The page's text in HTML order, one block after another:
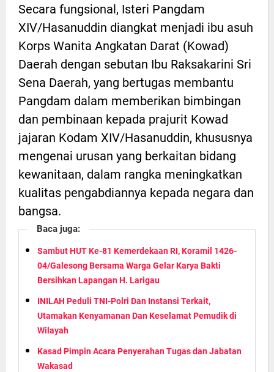
Secara fungsional, Isteri Pangdam
XIV/Hasanuddin diangkat menjadi ibu asuh
Korps Wanita Angkatan Darat (Kowad)
Daerah dengan sebutan Ibu Raksakarini Sri
Sena Daerah, yang bertugas membantu
Pangdam dalam memberikan bimbingan
dan pembinaan kepada prajurit Kowad
jajaran Kodam XIV/Hasanuddin, khususnya
mengenai urusan yang berkaitan bidang
kewanitaan, dalam rangka meningkatkan
kualitas pengabdiannya kepada negara dan
bangsa.
Baca juga:
Sambut HUT Ke-81 Kemerdekaan RI, Koramil 1426-
04/Galesong Bersama Warga Gelar Karya Bakti
Bersihkan Lapangan H. Larigau
INILAH Peduli TNI-Polri Dan Instansi Terkait,
Utamakan Kenyamanan Dan Keselamat Pemudik di
Wilayah
Kasad Pimpin Acara Penyerahan Tugas dan Jabatan
Wakasad